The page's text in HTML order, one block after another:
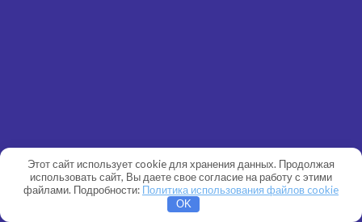
Этот сайт использует cookie для хранения данных. Продолжая
использовать сайт, Вы даете свое согласие на работу с этими
файлами. Подробности: Политика использования файлов cookie
OK